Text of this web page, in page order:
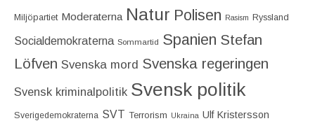
Miljöpartiet Moderaterna Natur Polisen Rasism Ryssland
Socialdemokraterna Sommartid Spanien Stefan
Löfven Svenska mord Svenska regeringen
Svensk kriminalpolitik Svensk politik
Sverigedemokraterna SVT Terrorism Ukraina Ulf Kristersson